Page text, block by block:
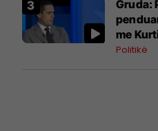
Gruda:
me
Politikë